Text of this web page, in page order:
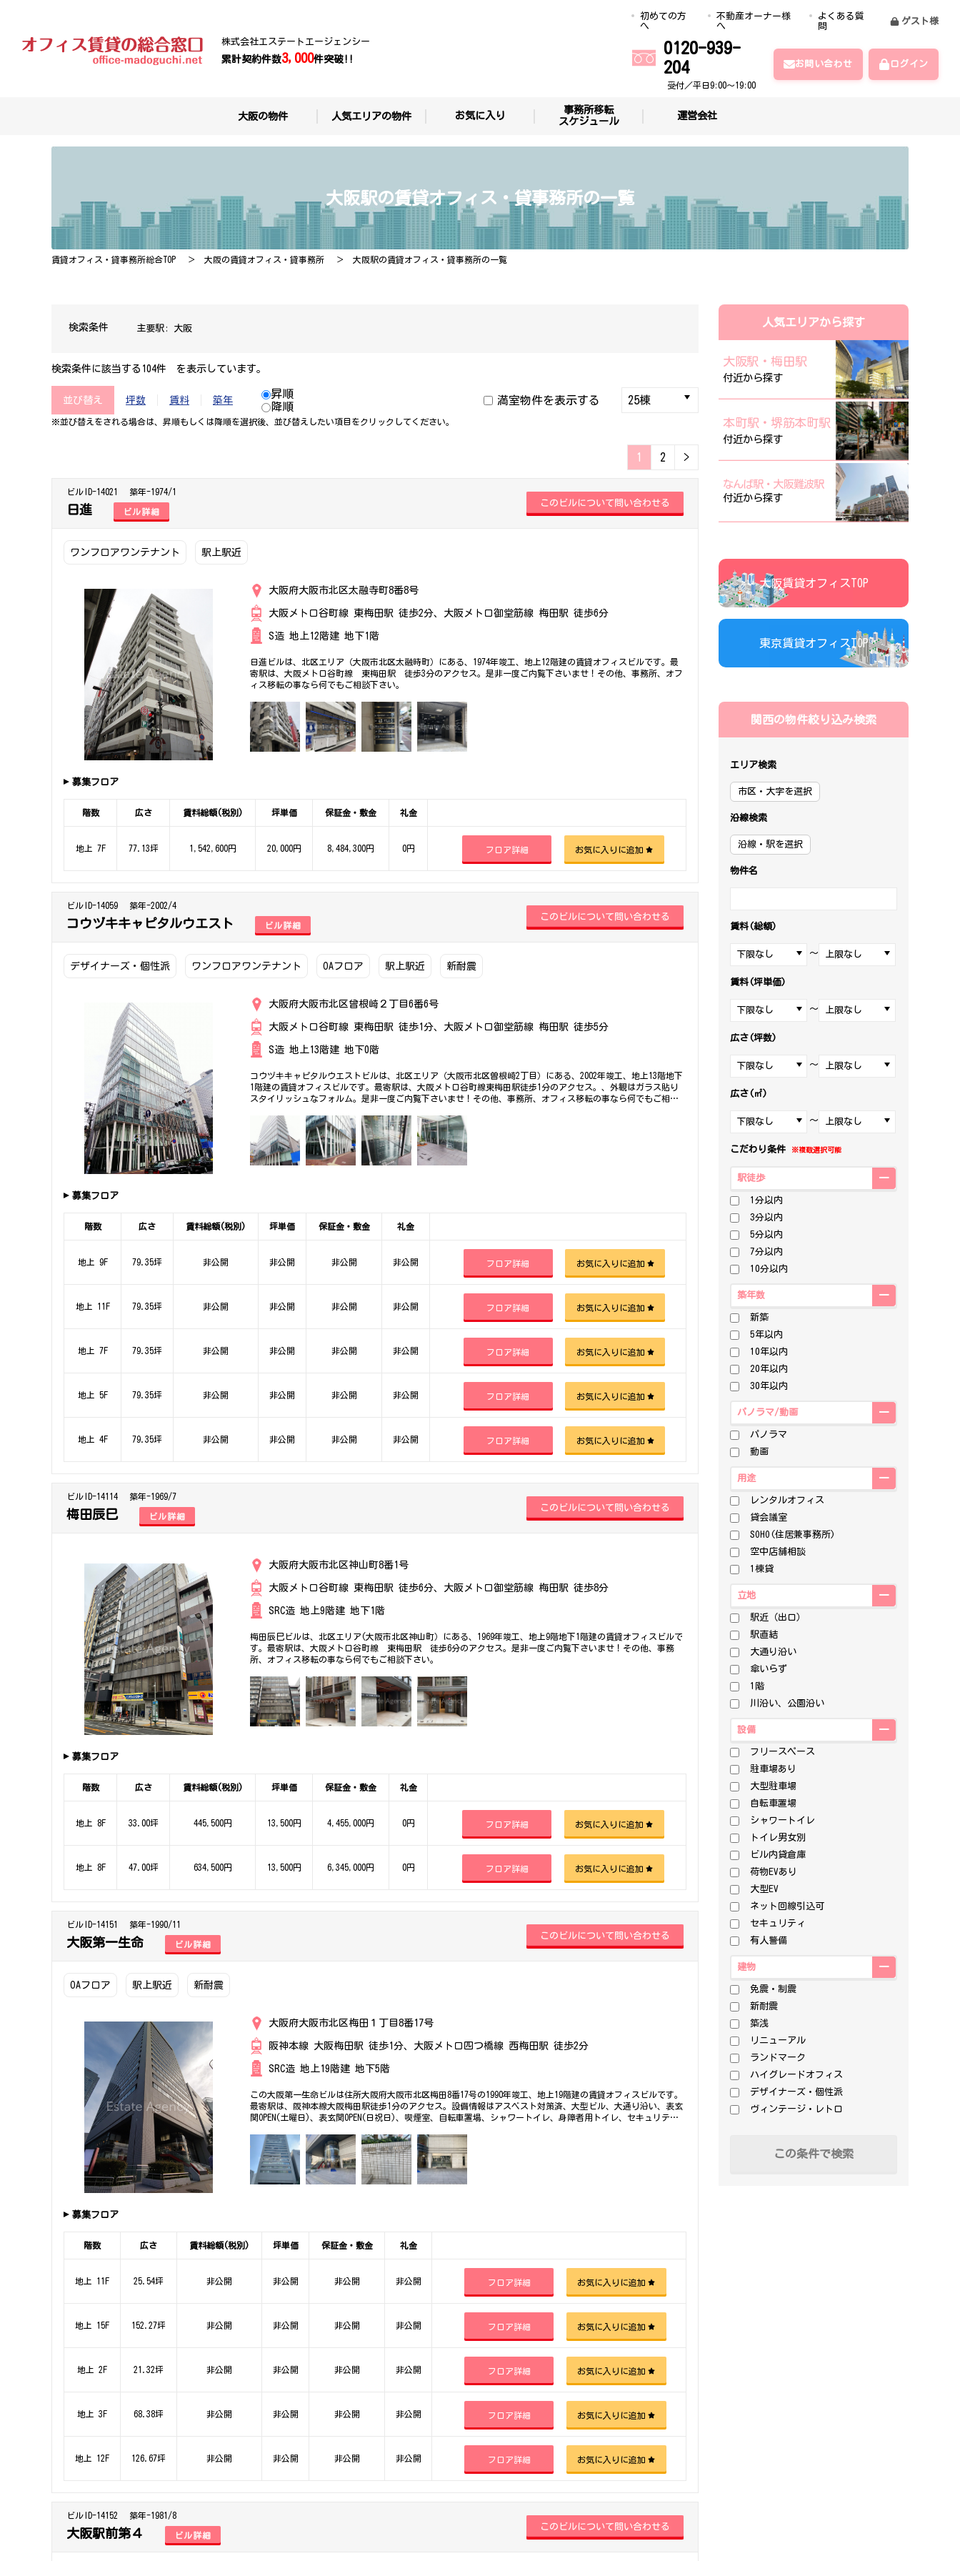
株式会社エステートエージェンシー
累計契約件数3,000件突破!!
初めての方
へ
不動産オーナー様
へ
よくある質
問
ゲスト様
0120-939-
204
受付／平日9:00～19:00
お問い合わせ ログイン
大阪の物件 人気エリアの物件 お気に入り
事務所移転
スケジュール
運営会社
大阪駅の賃貸オフィス・貸事務所の一覧
賃貸オフィス・貸事務所総合TOP 大阪の賃貸オフィス・貸事務所 大阪駅の賃貸オフィス・貸事務所の一覧
検索条件 主要駅: 大阪
検索条件に該当する104件 を表示しています。
並び替え 坪数 賃料 築年
昇順
降順
満室物件を表示する
※並び替えをされる場合は、昇順もしくは降順を選択後、​並び替えしたい項目をクリックしてください。
1 2 >
ビルID-14021 築年-1974/1
日進 ビル詳細
ワンフロアワンテナント 駅上駅近
大阪府大阪市北区太融寺町8番8号
大阪メトロ谷町線 東梅田駅 徒歩2分、大阪メトロ御堂筋線 梅田駅 徒歩6分
S造 地上12階建 地下1階
日進ビルは、北区エリア（大阪市北区太融時町）にある、1974年竣工、地上12階建の賃貸オフィスビルです。最
寄駅は、大阪メトロ谷町線 東梅田駅 徒歩3分のアクセス。是非一度ご内覧下さいませ！その他、事務所、オフ
ィス移転の事なら何でもご相談下さい。
募集フロア
階数 広さ 賃料総額(税別) 坪単価 保証金・敷金 礼金
地上 7F 77.13坪 1,542,600円 20,000円 8,484,300円 0円 フロア詳細 お気に入りに追加
ビルID-14059 築年-2002/4
コウヅキキャピタルウエスト ビル詳細
デザイナーズ・個性派 ワンフロアワンテナント OAフロア 駅上駅近 新耐震
大阪府大阪市北区曾根崎２丁目6番6号
大阪メトロ谷町線 東梅田駅 徒歩1分、大阪メトロ御堂筋線 梅田駅 徒歩5分
S造 地上13階建 地下0階
コウヅキキャピタルウエストビルは、北区エリア（大阪市北区曽根崎2丁目）にある、2002年竣工、地上13階地下
1階建の賃貸オフィスビルです。最寄駅は、大阪メトロ谷町線東梅田駅徒歩1分のアクセス。、外観はガラス貼り
スタイリッシュなフォルム。是非一度ご内覧下さいませ！その他、事務所、オフィス移転の事なら何でもご相談
募集フロア
階数 広さ 賃料総額(税別) 坪単価 保証金・敷金 礼金
地上 9F 79.35坪 非公開 非公開 非公開 非公開 フロア詳細 お気に入りに追加
地上 11F 79.35坪 非公開 非公開 非公開 非公開 フロア詳細 お気に入りに追加
地上 7F 79.35坪 非公開 非公開 非公開 非公開 フロア詳細 お気に入りに追加
地上 5F 79.35坪 非公開 非公開 非公開 非公開 フロア詳細 お気に入りに追加
地上 4F 79.35坪 非公開 非公開 非公開 非公開 フロア詳細 お気に入りに追加
ビルID-14114 築年-1969/7
梅田辰巳 ビル詳細
大阪府大阪市北区神山町8番1号
大阪メトロ谷町線 東梅田駅 徒歩6分、大阪メトロ御堂筋線 梅田駅 徒歩8分
SRC造 地上9階建 地下1階
梅田辰巳ビルは、北区エリア(大阪市北区神山町）にある、1969年竣工、地上9階地下1階建の賃貸オフィスビルで
す。最寄駅は、大阪メトロ谷町線 東梅田駅 徒歩6分のアクセス。是非一度ご内覧下さいませ！その他、事務
所、オフィス移転の事なら何でもご相談下さい。
募集フロア
階数 広さ 賃料総額(税別) 坪単価 保証金・敷金 礼金
地上 8F 33.00坪 445,500円 13,500円 4,455,000円 0円 フロア詳細 お気に入りに追加
地上 8F 47.00坪 634,500円 13,500円 6,345,000円 0円 フロア詳細 お気に入りに追加
ビルID-14151 築年-1990/11
大阪第一生命 ビル詳細
OAフロア 駅上駅近 新耐震
大阪府大阪市北区梅田１丁目8番17号
阪神本線 大阪梅田駅 徒歩1分、大阪メトロ四つ橋線 西梅田駅 徒歩2分
SRC造 地上19階建 地下5階
この大阪第一生命ビルは住所大阪府大阪市北区梅田8番17号の1990年竣工、地上19階建の賃貸オフィスビルです。
最寄駅は、阪神本線大阪梅田駅徒歩1分のアクセス。設備情報はアスベスト対策済、大型ビル、大通り沿い、表玄
関OPEN(土曜日)、表玄関OPEN(日祝日)、喫煙室、自転車置場、シャワートイレ、身障者用トイレ、セキュリテ
せ！ その他、事務所、オフィス移転、不動産の事なら何でもお気軽にご相談下さい。
募集フロア
階数 広さ 賃料総額(税別) 坪単価 保証金・敷金 礼金
地上 11F 25.54坪 非公開 非公開 非公開 非公開 フロア詳細 お気に入りに追加
地上 15F 152.27坪 非公開 非公開 非公開 非公開 フロア詳細 お気に入りに追加
地上 2F 21.32坪 非公開 非公開 非公開 非公開 フロア詳細 お気に入りに追加
地上 3F 68.38坪 非公開 非公開 非公開 非公開 フロア詳細 お気に入りに追加
地上 12F 126.67坪 非公開 非公開 非公開 非公開 フロア詳細 お気に入りに追加
ビルID-14152 築年-1981/8
大阪駅前第４ ビル詳細
人気エリアから探す
付近から探す
大阪駅・梅田駅
本町駅・堺筋本町駅
付近から探す
なんば駅・大阪難波駅
付近から探す
大阪賃貸オフィスTOP
東京賃貸オフィスTOP
関西の物件絞り込み検索
エリア検索
市区・大字を選択
沿線検索
沿線・駅を選択
物件名
賃料(総額)
～
賃料(坪単価)
～
広さ(坪数)
～
広さ(㎡)
～
こだわり条件 ※複数選択可能
駅徒歩
1分以内
3分以内
5分以内
7分以内
10分以内
築年数
新築
5年以内
10年以内
20年以内
30年以内
パノラマ/動画
パノラマ
動画
用途
レンタルオフィス
貸会議室
SOHO(住居兼事務所)
空中店舗相談
1棟貸
立地
駅近（出口）
駅直結
大通り沿い
傘いらず
1階
川沿い、公園沿い
設備
フリースペース
駐車場あり
大型駐車場
自転車置場
シャワートイレ
トイレ男女別
ビル内貸倉庫
荷物EVあり
大型EV
ネット回線引込可
セキュリティ
有人警備
建物
免震・制震
新耐震
築浅
リニューアル
ランドマーク
ハイグレードオフィス
デザイナーズ・個性派
ヴィンテージ・レトロ